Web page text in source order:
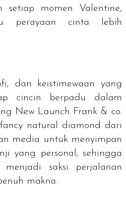
setiap momen Valentine,
perayaan cinta lebih
dan keistimewaan yang
cincin berpadu dalam
New Launch Frank & co.
natural diamond dari
media untuk menyimpan
yang personal, sehingga
saksi perjalanan
makna.